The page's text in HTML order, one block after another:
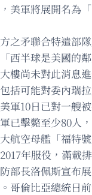
美軍將展開名為
之矛聯合特遣部
西半球是美國的
樓尚未對此消
括可能對委內瑞
軍10日已對一艘
已擊斃至少80人
航空母艦「福特
年服役，滿載
部長洛佩斯宣布
哥倫比亞總統日